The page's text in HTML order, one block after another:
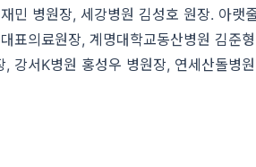
민 병원장, 세강병원 김성호 원장. 아
표의료원장, 계명대학교동산병원 김준
강서K병원 홍성우 병원장, 연세산돌병